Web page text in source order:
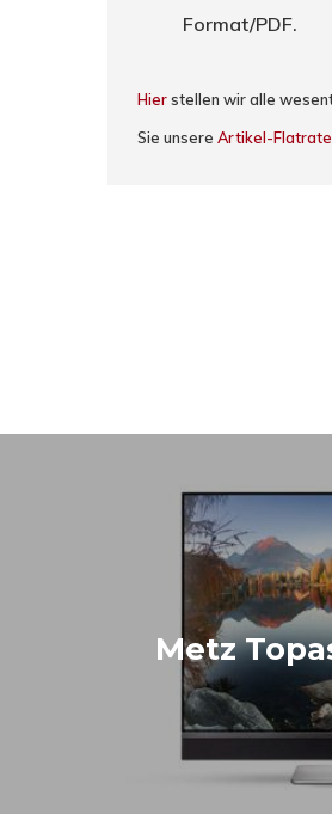
Format/PDF.
Hierstellen wir alle
Sie unsere Artikel-Flatrate
Metz